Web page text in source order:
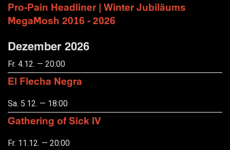
Pro-Pain Headliner | Winter Jubiläums
MegaMosh 2016 - 2026
Dezember 2026
Fr. 4.12. — 20:00
El Flecha Negra
Sa. 5.12. — 18:00
Gathering of Sick IV
Fr. 11.12. — 20:00